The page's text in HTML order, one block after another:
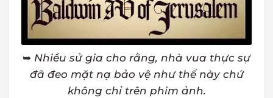
➥ Nhiều sử gia cho rằng, nhà vua thực sự
đã đeo mặt nạ bảo vệ như thế này chứ
không chỉ trên phim ảnh.